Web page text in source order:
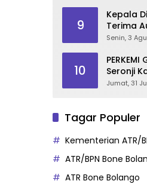
9
Kepala
Terima
Senin, 3
10
Seronji
Jumat, 31
Tagar Populer
Kementerian ATR/
ATR/BPN Bone
ATR Bone Bolango